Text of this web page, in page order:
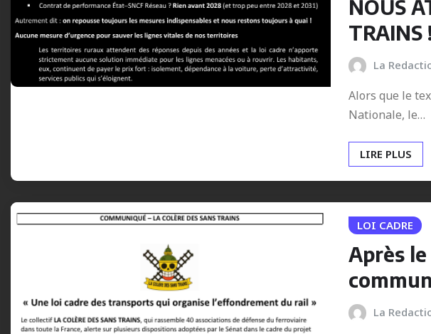
NOUS
TRAINS
La
Alors que le
Nationale, le…
LIRE PLUS
LOI CADRE
Après
La